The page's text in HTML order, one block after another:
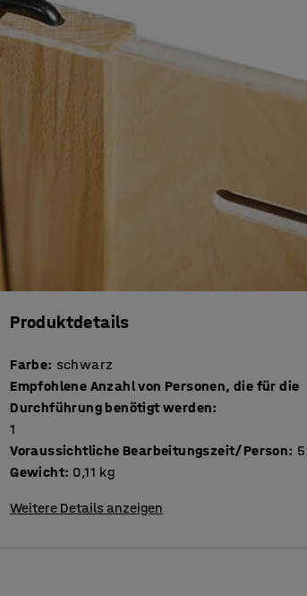
Produktdetails
Farbe: schwarz
Empfohlene Anzahl von Personen, die für die
Durchführung benötigt werden:
1
Voraussichtliche Bearbeitungszeit/Person: 5
Gewicht: 0,11 kg
Weitere Details anzeigen